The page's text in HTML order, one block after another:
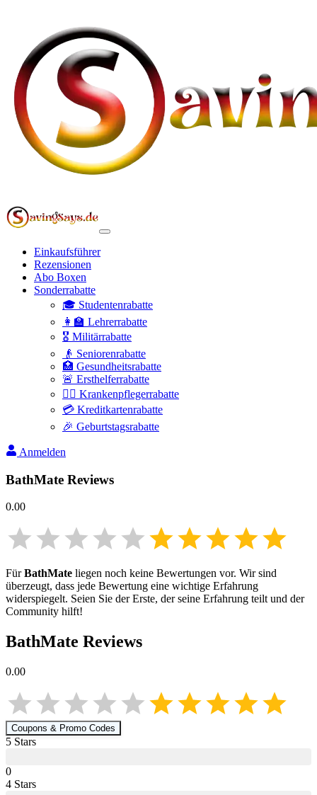
Einkaufsführer
Rezensionen
Abo Boxen
Sonderrabatte
🎓 Studentenrabatte
👩‍🏫 Lehrerrabatte
🎖️ Militärrabatte
👴 Seniorenrabatte
🏥 Gesundheitsrabatte
🚨 Ersthelferrabatte
👩‍⚕️ Krankenpflegerrabatte
💳 Kreditkartenrabatte
🎉 Geburtstagsrabatte
Anmelden
BathMate Reviews
0.00
FürBathMate liegen noch keine Bewertungen vor. Wir sind
überzeugt, dass jede Bewertung eine wichtige Erfahrung
widerspiegelt. Seien Sie der Erste, der seine Erfahrung teilt und der
Community hilft!
BathMate Reviews
0.00
Coupons & Promo Codes
5 Stars
0
4 Stars